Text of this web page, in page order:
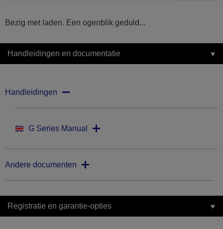
Bezig met laden. Een ogenblik geduld...
Handleidingen en documentatie
Handleidingen
G Series Manual
Andere documenten
Registratie en garantie-opties